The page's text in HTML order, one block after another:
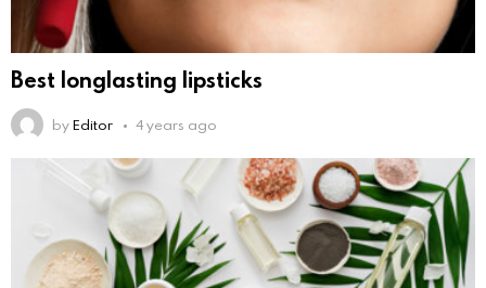
Best longlasting lipsticks
byEditor 4 years ago